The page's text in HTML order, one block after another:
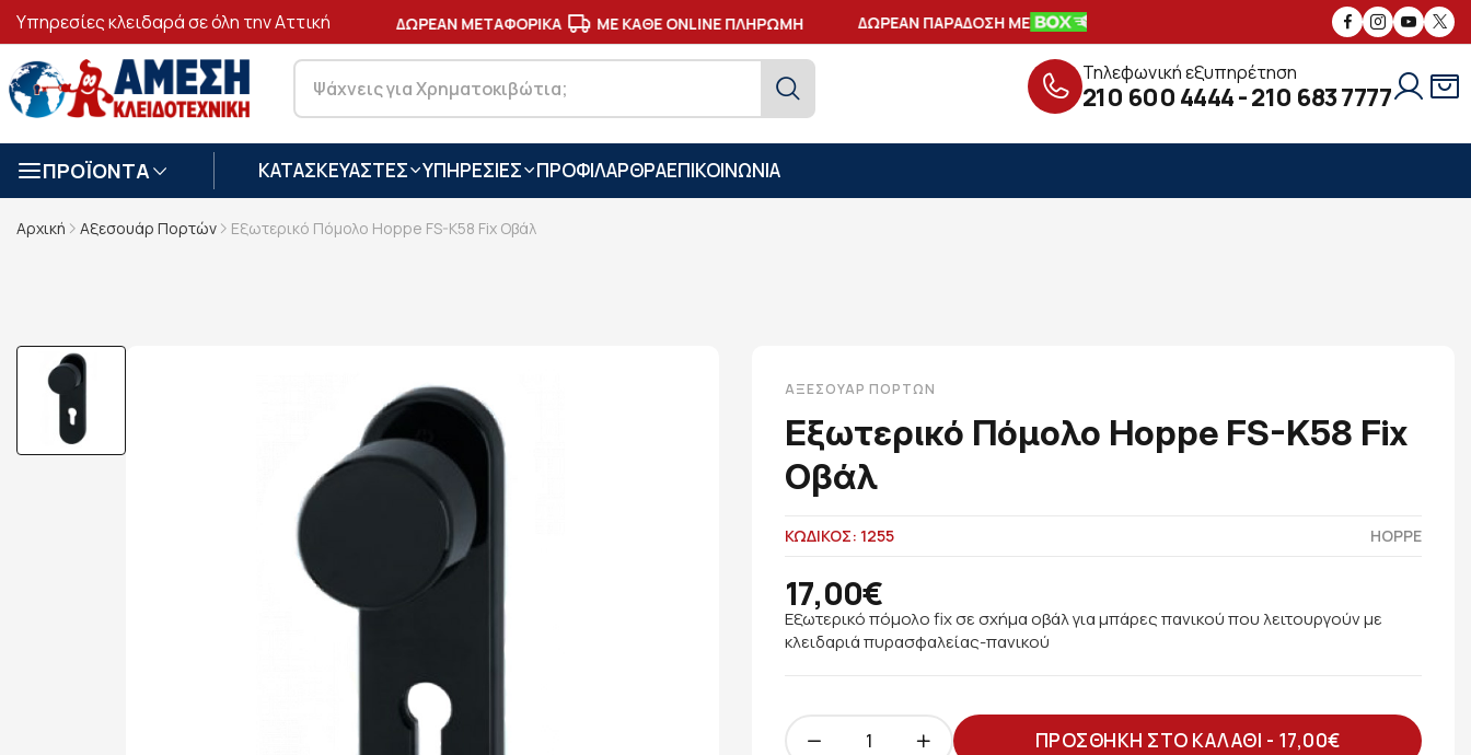
Υπηρεσίες κλειδαρά σε όλη την Αττική
ΑΣΦΑΛΕΙΣ ΣΥΝΑΛΛΑΓΕΣ ΔΩΡΕΑΝ ΜΕΤΑΦΟΡΙΚΑ ΜΕ ΚΑΘΕ ONLINE ΠΛΗΡΩΜΗ ΔΩΡΕΑΝ ΠΑΡΑΔΟΣΗ ΜΕ ΣΥΝΑΛΛΑΓΕΣ
Τηλεφωνική εξυπηρέτηση
210 600 4444-210 683 7777
ΠΡΟΪΟΝΤΑ ΚΑΤΑΣΚΕΥΑΣΤΕΣ ΥΠΗΡΕΣΙΕΣ ΠΡΟΦΙΛΑΡΘΡΑΕΠΙΚΟΙΝΩΝΙΑ
Αρχική Αξεσουάρ Πορτών Εξωτερικό Πόμολο Hoppe FS-K58 Fix Οβάλ
ΑΞΕΣΟΥΆΡ ΠΟΡΤΏΝ
Εξωτερικό Πόμολο Hoppe FS-K58 Fix
Οβάλ
ΚΩΔΙΚΟΣ: 1255 HOPPE
17,00€
Εξωτερικό πόμολο fix σε σχήμα οβάλ για μπάρες πανικού που λειτουργούν με
κλειδαριά πυρασφαλείας-πανικού
ΠΡΟΣΘΗΚΗ ΣΤΟ ΚΑΛΑΘΙ - 17,00€